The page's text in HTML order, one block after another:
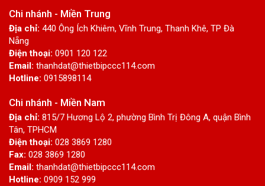
Chi nhánh - Miền Trung
Địa chỉ: 440 Ông Ích Khiêm, Vĩnh Trung, Thanh Khê, TP Đà
Nẵng
Điện thoại: 0901 120 122
Email: thanhdat@thietbipccc114.com
Hotline: 0915898114
Chi nhánh - Miền Nam
Địa chỉ: 815/7 Hương Lộ 2, phường Bình Trị Đông A, quận Bình
Tân, TPHCM
Điện thoại: 028 3869 1280
Fax: 028 3869 1280
Email: thanhdat@thietbipccc114.com
Hotline: 0909 152 999